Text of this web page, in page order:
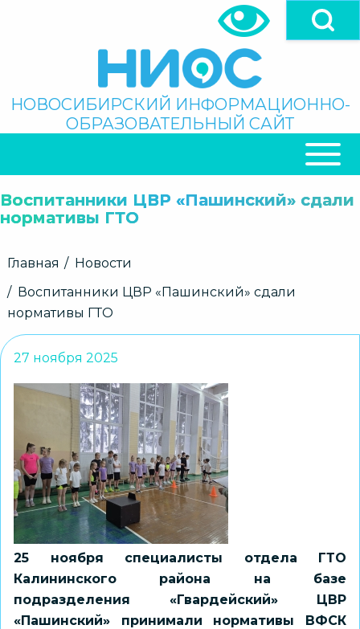
Поиск
НОВОСИБИРСКИЙ ИНФОРМАЦИОННО-
ОБРАЗОВАТЕЛЬНЫЙ САЙТ
НАВИГАЦИЯ
Воспитанники ЦВР «Пашинский» сдали
нормативы ГТО
Строка
Главная
Новости
Воспитанники ЦВР «Пашинский» сдали
нормативы ГТО
27 ноября 2025
25 ноября специалисты отдела ГТО
Калининского района на базе
подразделения «Гвардейский» ЦВР
«Пашинский» принимали нормативы ВФСК